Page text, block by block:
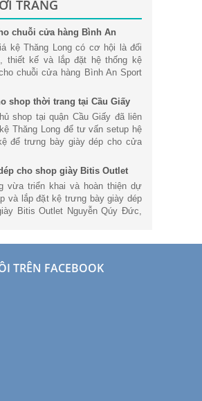
TRANG
chuỗi cửa hàng Bình An
kệ Thăng Long có cơ hội là đối
thiết kế và lắp đặt hệ thống kệ
chuỗi cửa hàng Bình An Sport
shop thời trang tại Cầu Giấy
shop tại quận Cầu Giấy đã liên
Thăng Long để tư vấn setup hệ
để trưng bày giày dép cho cửa
nghiệp nhất.
cho shop giày Bitis Outlet
vừa triển khai và hoàn thiện dự
và lắp đặt kệ trưng bày giày dép
Bitis Outlet Nguyễn Qúy Đức,
TRÊN FACEBOOK